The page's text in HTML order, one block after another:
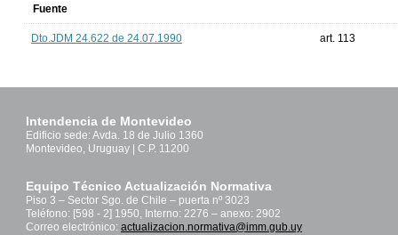
Fuente
Dto.JDM 24.622 de 24.07.1990 art. 113
Intendencia de Montevideo
Edificio sede: Avda. 18 de Julio 1360
Montevideo, Uruguay | C.P. 11200
Equipo Técnico Actualización Normativa
Piso 3 – Sector Sgo. de Chile – puerta nº 3023
Teléfono: [598 - 2] 1950, Interno: 2276 – anexo: 2902
Correo electrónico: actualizacion.normativa@imm.gub.uy